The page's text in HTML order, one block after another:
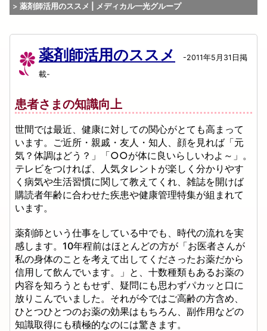
薬剤師活用のススメ | メディカル一光グループ
薬剤師活用のススメ
-2011年5月31日掲
載-
患者さまの知識向上
世間では最近、健康に対しての関心がとても高まって
います。ご近所・親戚・友人・知人、顔を見れば「元
気？体調はどう？」「○○が体に良いらしいわよ～」。
テレビをつければ、人気タレントが楽しく分かりやす
く病気や生活習慣に関して教えてくれ、雑誌を開けば
購読者年齢に合わせた疾患や健康管理特集が組まれて
います。
薬剤師という仕事をしている中でも、時代の流れを実
感します。10年程前はほとんどの方が「お医者さんが
私の身体のことを考えて出してくださったお薬だから
信用して飲んでいます。」と、十数種類もあるお薬の
内容を知ろうともせず、疑問にも思わずパカッと口に
放りこんでいました。それが今ではご高齢の方含め、
ひとつひとつのお薬の効果はもちろん、副作用などの
知識取得にも積極的なのには驚きます。